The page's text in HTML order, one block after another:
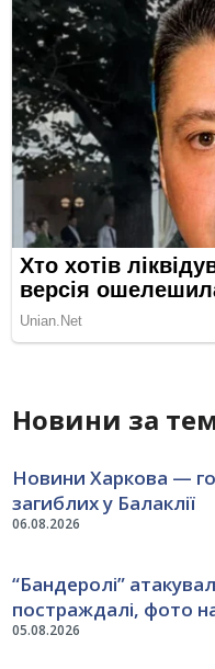
Новини за
06.08.2026
Новини Харкова —
загиблих у Балаклії
05.08.2026
“Бандеролі”
постраждалі, фото